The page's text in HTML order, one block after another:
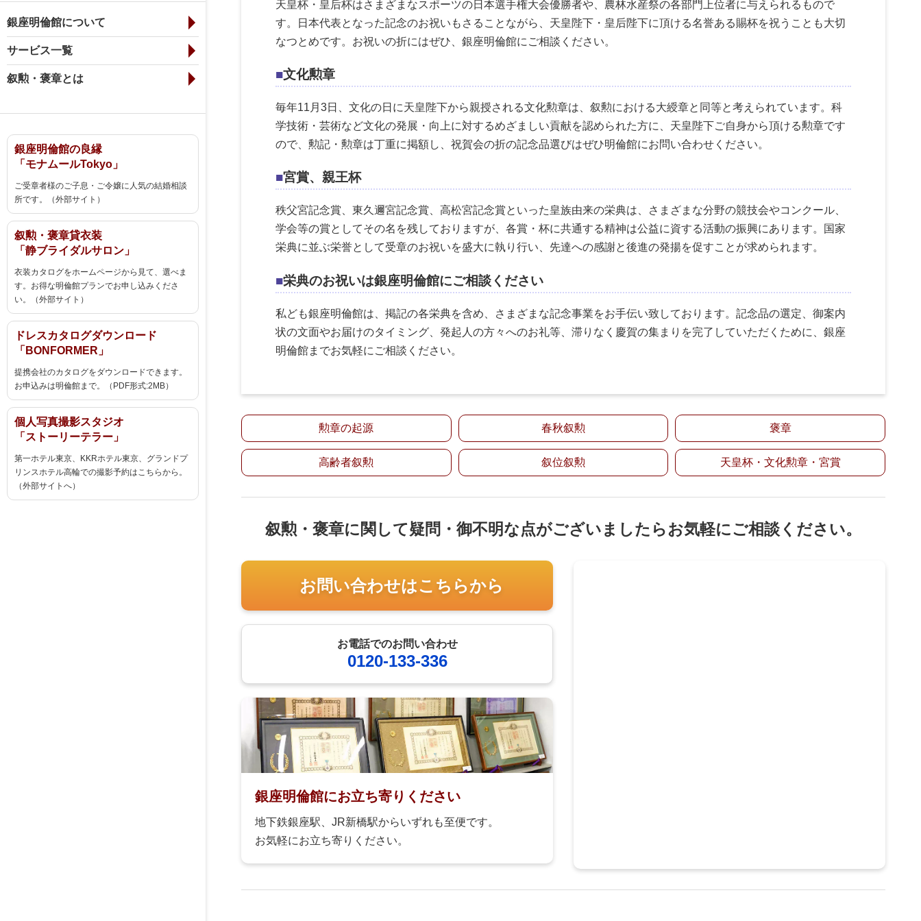
銀座明倫館について
サービス一覧
叙勲・褒章とは
銀座明倫館の良縁
「モナムールTokyo」
ご受章者様のご子息・ご令嬢に人気の結婚相談
所です。（外部サイト）
叙勲・褒章貸衣装
「静ブライダルサロン」
衣装カタログをホームページから見て、選べま
す。お得な明倫館プランでお申し込みくださ
い。（外部サイト）
ドレスカタログダウンロード
「BONFORMER」
提携会社のカタログをダウンロードできます。
お申込みは明倫館まで。（PDF形式:2MB）
個人写真撮影スタジオ
「ストーリーテラー」
第一ホテル東京、KKRホテル東京、グランドプ
リンスホテル高輪での撮影予約はこちらから。
（外部サイトへ）
天皇杯・皇后杯はさまざまなスポーツの日本選手権大会優勝者や、農林水産祭の各部門上位者に与えられるもので
す。日本代表となった記念のお祝いもさることながら、天皇陛下・皇后陛下に頂ける名誉ある賜杯を祝うことも大切
なつとめです。お祝いの折にはぜひ、銀座明倫館にご相談ください。
文化勲章
毎年11月3日、文化の日に天皇陛下から親授される文化勲章は、叙勲における大綬章と同等と考えられています。科
学技術・芸術など文化の発展・向上に対するめざましい貢献を認められた方に、天皇陛下ご自身から頂ける勲章です
ので、勲記・勲章は丁重に掲額し、祝賀会の折の記念品選びはぜひ明倫館にお問い合わせください。
宮賞、親王杯
秩父宮記念賞、東久邇宮記念賞、高松宮記念賞といった皇族由来の栄典は、さまざまな分野の競技会やコンクール、
学会等の賞としてその名を残しておりますが、各賞・杯に共通する精神は公益に資する活動の振興にあります。国家
栄典に並ぶ栄誉として受章のお祝いを盛大に執り行い、先達への感謝と後進の発揚を促すことが求められます。
栄典のお祝いは銀座明倫館にご相談ください
私ども銀座明倫館は、掲記の各栄典を含め、さまざまな記念事業をお手伝い致しております。記念品の選定、御案内
状の文面やお届けのタイミング、発起人の方々へのお礼等、滞りなく慶賀の集まりを完了していただくために、銀座
明倫館までお気軽にご相談ください。
勲章の起源 春秋叙勲 褒章
高齢者叙勲 叙位叙勲 天皇杯・文化勲章・宮賞
叙勲・褒章に関して疑問・御不明な点がございましたらお気軽にご相談ください。
お問い合わせはこちらから
お電話でのお問い合わせ
0120-133-336
銀座明倫館にお立ち寄りください
地下鉄銀座駅、JR新橋駅からいずれも至便です。
お気軽にお立ち寄りください。